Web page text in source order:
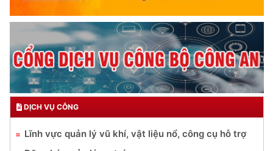
DỊCH VỤ CÔNG
Lĩnh vực quản lý vũ khí, vật liệu nổ, công cụ hỗ trợ